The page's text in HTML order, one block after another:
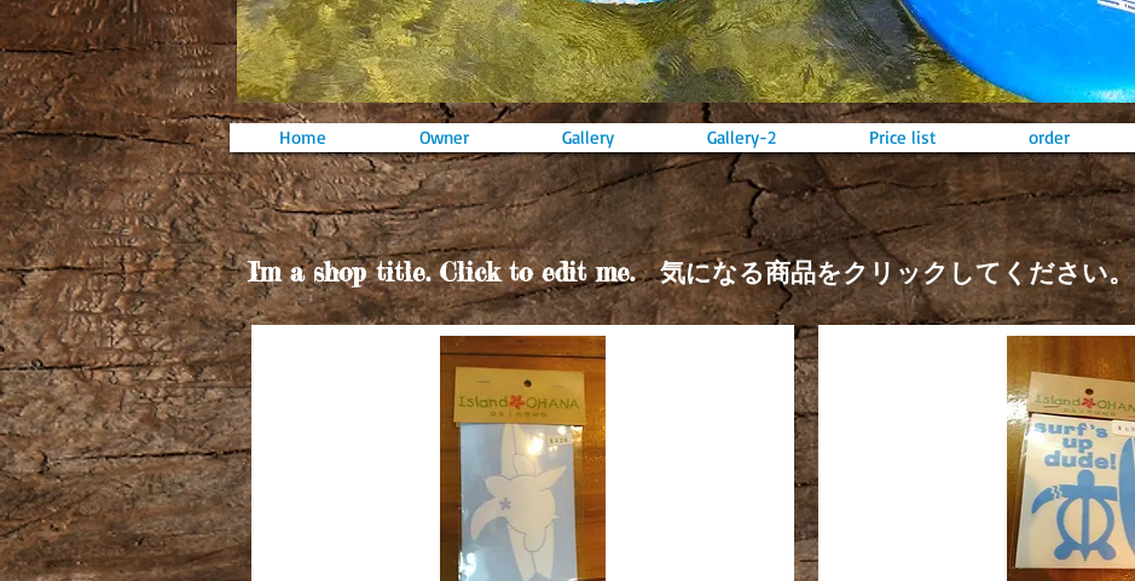
I'm a shop title. Click to edit me. 気になる商品をクリックしてください。
Home Owner Gallery Gallery-2 Price list order